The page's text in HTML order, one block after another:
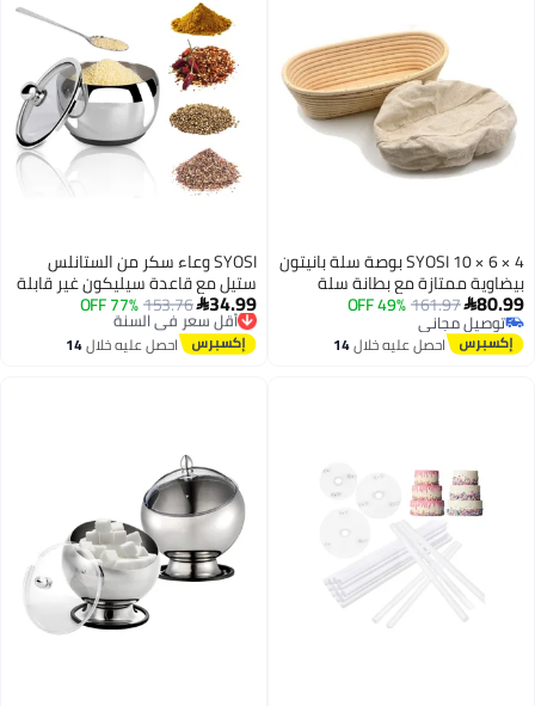
SYOSI 10 × 6 × 4 بوصة سلة بانيتون
بيضاوية ممتازة مع بطانة سلة
مثالية للتخمير لصنع خبز جميل
للمنزل خبز العجين المخمر
الاحترافي
80.99
161.97
49% OFF
توصيل مجاني
توصيل مجانياحصل عليه خلال14
SYOSI وعاء سكر من الستانلس
ستيل مع قاعدة سيليكون غير قابلة
滑 وعاء سكر مع غطاء شفاف
للتعرف الأفضل وملعقة سكر
34.99
153.76
77% OFF
أقل سعر في السنة
توصيل مجاني
أقل سعر في السنة
احصل عليه خلال14